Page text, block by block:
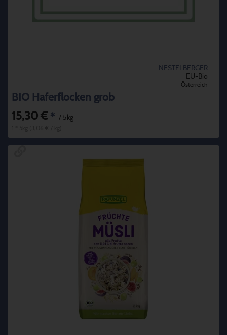
NESTELBERGER
EU-Bio
Österreich
BIO Haferflocken grob
15,30 € * / 5kg